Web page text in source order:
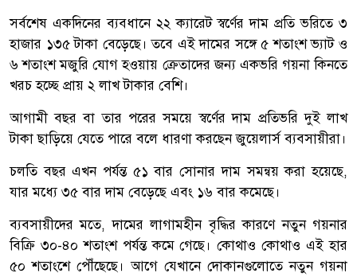
সর্বশেষ একদিনের ব্যবধানে ২২ ক্যারেট স্বর্ণের দাম প্রতি ভরিতে ৩
হাজার ১৩৫ টাকা বেড়েছে। তবে এই দামের সঙ্গে ৫ শতাংশ ভ্যাট ও
৬ শতাংশ মজুরি যোগ হওয়ায় ক্রেতাদের জন্য একভরি গয়না কিনতে
খরচ হচ্ছে প্রায় ২ লাখ টাকার বেশি।
আগামী বছর বা তার পরের সময়ে স্বর্ণের দাম প্রতিভরি দুই লাখ
টাকা ছাড়িয়ে যেতে পারে বলে ধারণা করছেন জুয়েলার্স ব্যবসায়ীরা।
চলতি বছর এখন পর্যন্ত ৫১ বার সোনার দাম সমন্বয় করা হয়েছে,
যার মধ্যে ৩৫ বার দাম বেড়েছে এবং ১৬ বার কমেছে।
ব্যবসায়ীদের মতে, দামের লাগামহীন বৃদ্ধির কারণে নতুন গয়নার
বিক্রি ৩০-৪০ শতাংশ পর্যন্ত কমে গেছে। কোথাও কোথাও এই হার
৫০ শতাংশে পৌঁছেছে। আগে যেখানে দোকানগুলোতে নতুন গয়না